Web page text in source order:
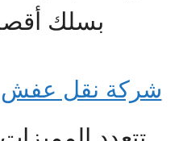
بسلك
شركة نقل